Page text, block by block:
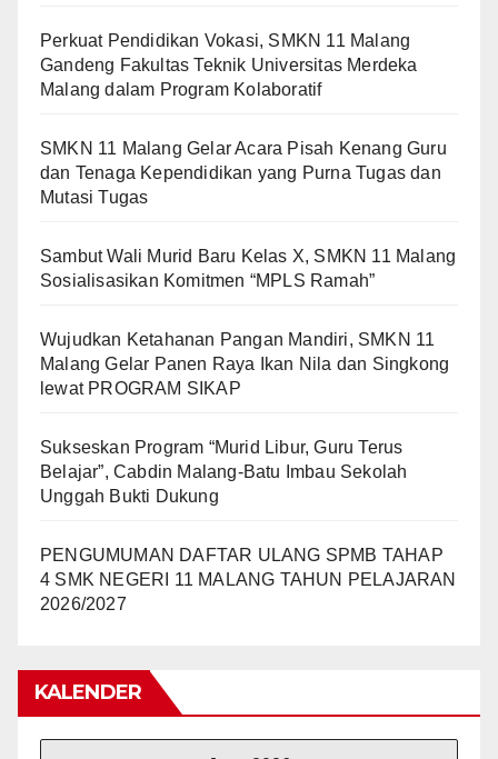
Perkuat Pendidikan Vokasi, SMKN 11 Malang
Gandeng Fakultas Teknik Universitas Merdeka
Malang dalam Program Kolaboratif
SMKN 11 Malang Gelar Acara Pisah Kenang Guru
dan Tenaga Kependidikan yang Purna Tugas dan
Mutasi Tugas
Sambut Wali Murid Baru Kelas X, SMKN 11 Malang
Sosialisasikan Komitmen “MPLS Ramah”
Wujudkan Ketahanan Pangan Mandiri, SMKN 11
Malang Gelar Panen Raya Ikan Nila dan Singkong
lewat PROGRAM SIKAP
Sukseskan Program “Murid Libur, Guru Terus
Belajar”, Cabdin Malang-Batu Imbau Sekolah
Unggah Bukti Dukung
PENGUMUMAN DAFTAR ULANG SPMB TAHAP
4 SMK NEGERI 11 MALANG TAHUN PELAJARAN
2026/2027
KALENDER